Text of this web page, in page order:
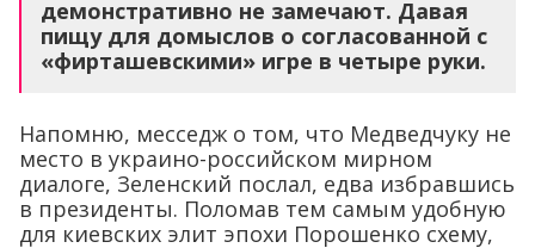
демонстративно не замечают. Давая
пищу для домыслов о согласованной с
«фирташевскими» игре в четыре руки.
Напомню, месседж о том, что Медведчуку не
место в украино-российском мирном
диалоге, Зеленский послал, едва избравшись
в президенты. Поломав тем самым удобную
для киевских элит эпохи Порошенко схему,